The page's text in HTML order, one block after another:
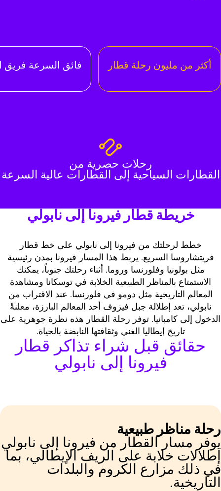
أكثر من مليون رحلة قطار فائق السرعة فريق
رحلات حصرية من
القطارات السياحية إلى القطارات عالية السرعة
خريطة قطار فيرونا إلى نابولي
خطط لرحلتك من فيرونا إلى نابولي على خط قطار
فريتشاروسا السريع. يربط هذا المسار فيرونا بمدن رئيسية
مثل بولونيا وفلورنسا وروما. أثناء رحلتك جنوباً، يمكنك
الاستمتاع بالمناظر الطبيعية الخلابة في توسكانا ومشاهدة
المعالم التاريخية مثل دومو في فلورنسا. عند الاقتراب من
نابولي، تعد إطلالة جبل فيزوف أحد المعالم البارزة، معلنةً
الدخول إلى كامبانيا. توفر رحلة القطار هذه نظرة جوهرية على
تاريخ إيطاليا الغني وثقافتها النابضة بالحياة.
حقائق قبل شراء تذاكر قطار
فيرونا إلى نابولي
مناظر طبيعية
مسار القطار من فيرونا إلى نابولي
خلابة على الريف الإيطالي، بما
ذلك مزارع الكروم والبلدات